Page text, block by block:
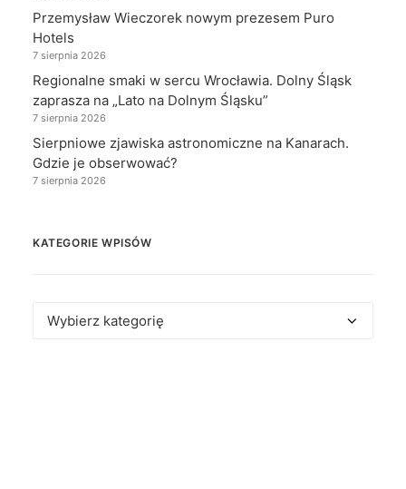
Przemysław Wieczorek nowym prezesem Puro
Hotels
7 sierpnia 2026
Regionalne smaki w sercu Wrocławia. Dolny Śląsk
zaprasza na „Lato na Dolnym Śląsku”
7 sierpnia 2026
Sierpniowe zjawiska astronomiczne na Kanarach.
Gdzie je obserwować?
7 sierpnia 2026
KATEGORIE WPISÓW
Kategorie